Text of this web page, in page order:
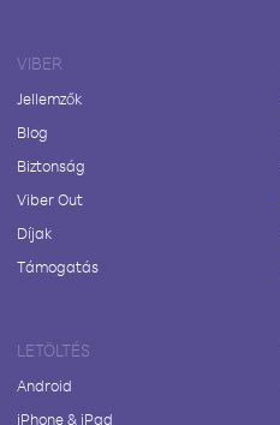
VIBER
Jellemzők
Blog
Biztonság
Viber Out
Díjak
Támogatás
LETÖLTÉS
Android
iPhone & iPad